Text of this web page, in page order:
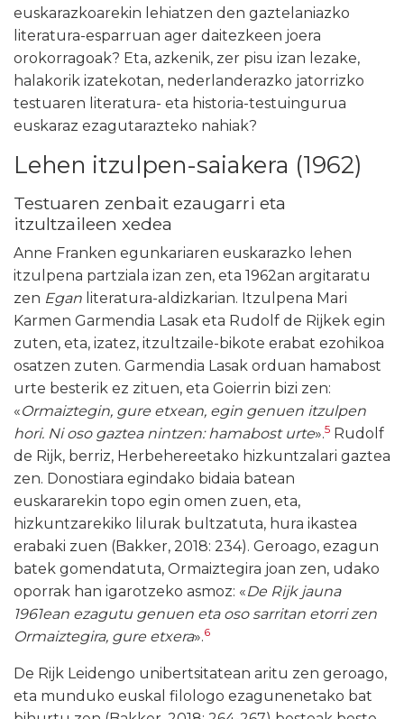
euskarazkoarekin lehiatzen den gaztelaniazko
literatura-esparruan ager daitezkeen joera
orokorragoak? Eta, azkenik, zer pisu izan lezake,
halakorik izatekotan, nederlanderazko jatorrizko
testuaren literatura- eta historia-testuingurua
euskaraz ezagutarazteko nahiak?
Lehen itzulpen-saiakera (1962)
Testuaren zenbait ezaugarri eta
itzultzaileen xedea
Anne Franken egunkariaren euskarazko lehen
itzulpena partziala izan zen, eta 1962an argitaratu
zen Egan literatura-aldizkarian. Itzulpena Mari
Karmen Garmendia Lasak eta Rudolf de Rijkek egin
zuten, eta, izatez, itzultzaile-bikote erabat ezohikoa
osatzen zuten. Garmendia Lasak orduan hamabost
urte besterik ez zituen, eta Goierrin bizi zen:
«Ormaiztegin, gure etxean, egin genuen itzulpen
hori. Ni oso gaztea nintzen: hamabost urte».5 Rudolf
de Rijk, berriz, Herbehereetako hizkuntzalari gaztea
zen. Donostiara egindako bidaia batean
euskararekin topo egin omen zuen, eta,
hizkuntzarekiko lilurak bultzatuta, hura ikastea
erabaki zuen (Bakker, 2018: 234). Geroago, ezagun
batek gomendatuta, Ormaiztegira joan zen, udako
oporrak han igarotzeko asmoz: «De Rijk jauna
1961ean ezagutu genuen eta oso sarritan etorri zen
Ormaiztegira, gure etxera».6
De Rijk Leidengo unibertsitatean aritu zen geroago,
eta munduko euskal filologo ezagunenetako bat